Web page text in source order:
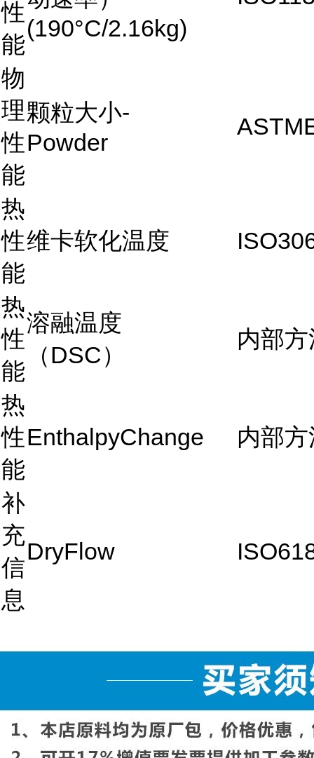
性
能
(190°C/2.16kg)
物
理
性
能
颗粒大小-
Powder
热
性
能
维卡软化温度
热
性
能
溶融温度
（DSC）
内部
热
性
能
EnthalpyChange 内部
补
充
信
息
DryFlow